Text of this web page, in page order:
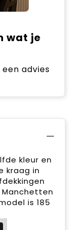
wat je
advies
kleur en
kraag in
Manchetten
is 185